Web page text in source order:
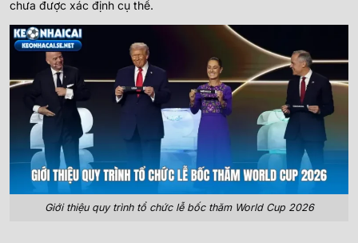
chưa được xác định cụ thể.
Giới thiệu quy trình tổ chức lễ bốc thăm World Cup 2026